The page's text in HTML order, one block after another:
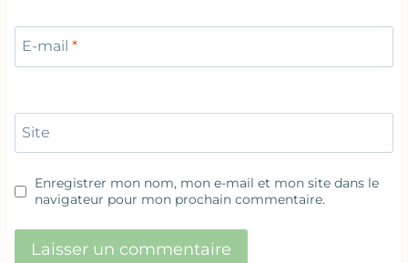
E-mail *
Site
Enregistrer mon nom, mon e-mail et mon site dans le
navigateur pour mon prochain commentaire.